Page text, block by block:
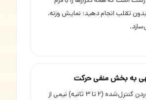
تقلب انجام دهید؛ نمایش وزنه،
به بخش منفی حرکت
پایین آوردن کنترل‌شده (۲ تا ۳ ثانیه) نیمی از